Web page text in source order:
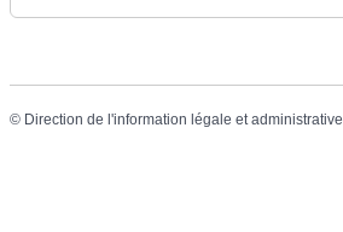
© Direction de l'information légale et administrative